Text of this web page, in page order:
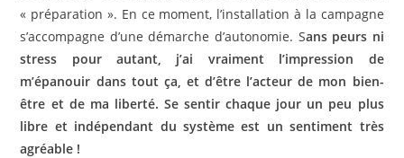
« préparation ». En ce moment, l’installation à la campagne
s’accompagne d’une démarche d’autonomie. Sans peurs ni
stress pour autant, j’ai vraiment l’impression de
m’épanouir dans tout ça, et d’être l’acteur de mon bien-
être et de ma liberté. Se sentir chaque jour un peu plus
libre et indépendant du système est un sentiment très
agréable !